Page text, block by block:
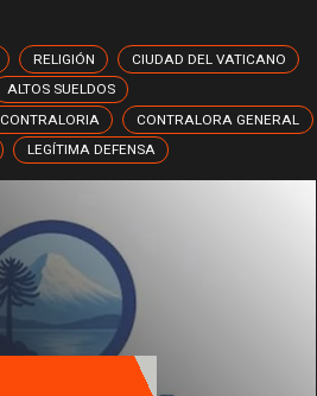
RELIGIÓN
CIUDAD DEL VATICANO
ALTOS SUELDOS
CONTRALORIA
CONTRALORA GENERAL
LEGÍTIMA DEFENSA